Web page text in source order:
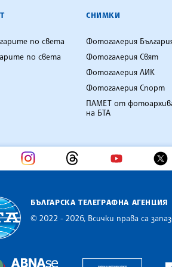
по света
по света
СНИМКИ
Фотогалерия
Фотогалерия Свят
Фотогалерия ЛИК
Фотогалерия Спорт
ПАМЕТ от
на БТА
БЪЛГАРСКА ТЕЛЕГРАФНА АГЕНЦИЯ
© 2022 - 2026, Всички права са
The Assocoation of the